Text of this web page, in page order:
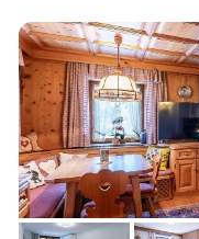
perfekten Rückzugsort
5 Personen. Das 111m²